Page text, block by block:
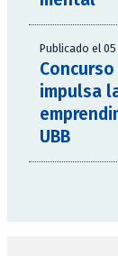
Publicado el
impulsa
UBB